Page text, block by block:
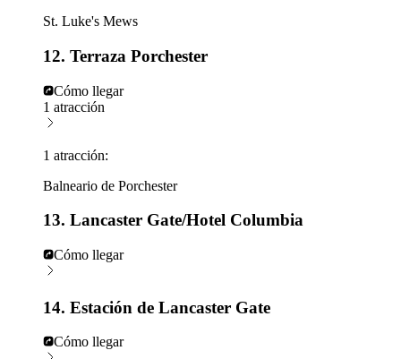
St. Luke's Mews
12. Terraza Porchester
Cómo llegar
1 atracción
1 atracción:
Balneario de Porchester
13. Lancaster Gate/Hotel Columbia
Cómo llegar
14. Estación de Lancaster Gate
Cómo llegar